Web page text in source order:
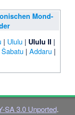
Mond-
| Ululu | Ululu II |
Šabatu | Addaru |
SA 3.0 Unported.